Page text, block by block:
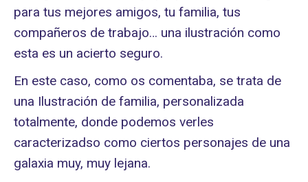
para tus mejores amigos, tu familia, tus
compañeros de trabajo… una ilustración como
esta es un acierto seguro.
En este caso, como os comentaba, se trata de
una Ilustración de familia, personalizada
totalmente, donde podemos verles
caracterizadso como ciertos personajes de una
galaxia muy, muy lejana.